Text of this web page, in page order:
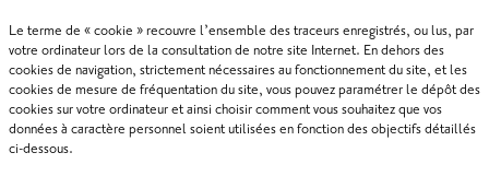
Le terme de « cookie » recouvre l’ensemble des traceurs enregistrés, ou lus, par
votre ordinateur lors de la consultation de notre site Internet. En dehors des
cookies de navigation, strictement nécessaires au fonctionnement du site, et les
cookies de mesure de fréquentation du site, vous pouvez paramétrer le dépôt des
cookies sur votre ordinateur et ainsi choisir comment vous souhaitez que vos
données à caractère personnel soient utilisées en fonction des objectifs détaillés
ci-dessous.